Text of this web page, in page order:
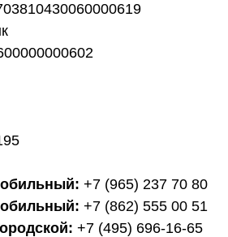
+7 (965) 237 70 80
+7 (862) 555 00 51
+7 (495) 696-16-65